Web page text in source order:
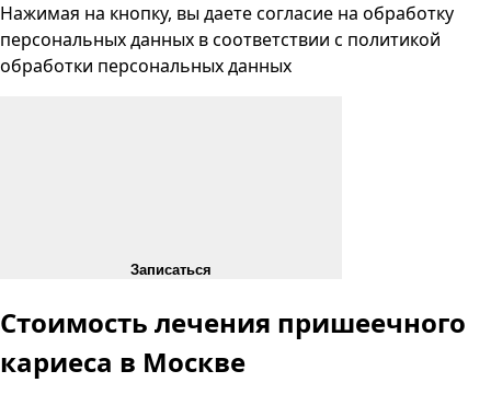
Нажимая на кнопку, вы даете согласие на обработку
персональных данных в соответствии с политикой
обработки персональных данных
Записаться
Стоимость лечения пришеечного
кариеса в Москве